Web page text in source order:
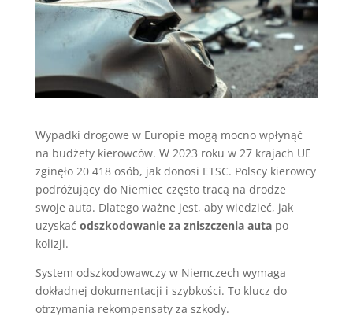
Wypadki drogowe w Europie mogą mocno wpłynąć
na budżety kierowców. W 2023 roku w 27 krajach UE
zginęło 20 418 osób, jak donosi ETSC. Polscy kierowcy
podróżujący do Niemiec często tracą na drodze
swoje auta. Dlatego ważne jest, aby wiedzieć, jak
uzyskać odszkodowanie za zniszczenia autapo
kolizji.
System odszkodowawczy w Niemczech wymaga
dokładnej dokumentacji i szybkości. To klucz do
otrzymania rekompensaty za szkody.